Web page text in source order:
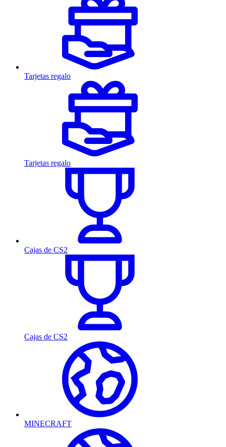
Tarjetas regalo
Tarjetas regalo
Cajas de CS2
Cajas de CS2
MINECRAFT